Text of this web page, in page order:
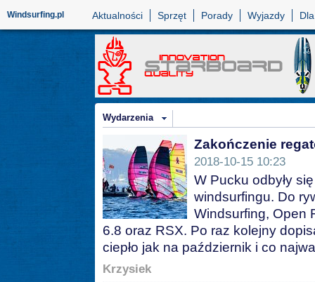
Windsurfing.pl Aktualności Sprzęt Porady Wyjazdy
Wydarzenia
Zakończenie
2018-10-15 10:23
W Pucku odbyły
windsurfingu. Do
Windsurfing, Open
6.8 oraz RSX. Po raz kolejny
ciepło jak na październik i co
Krzysiek